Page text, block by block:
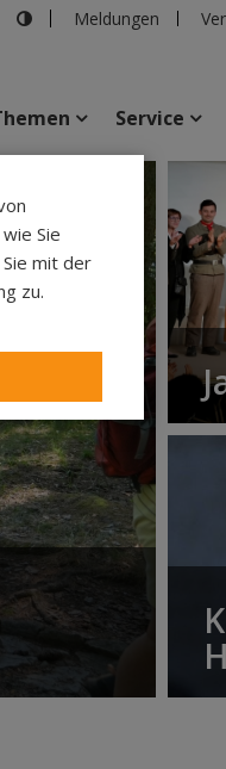
Meldungen
Veranstaltungen
Service
Sie
Sie mit der
zu.